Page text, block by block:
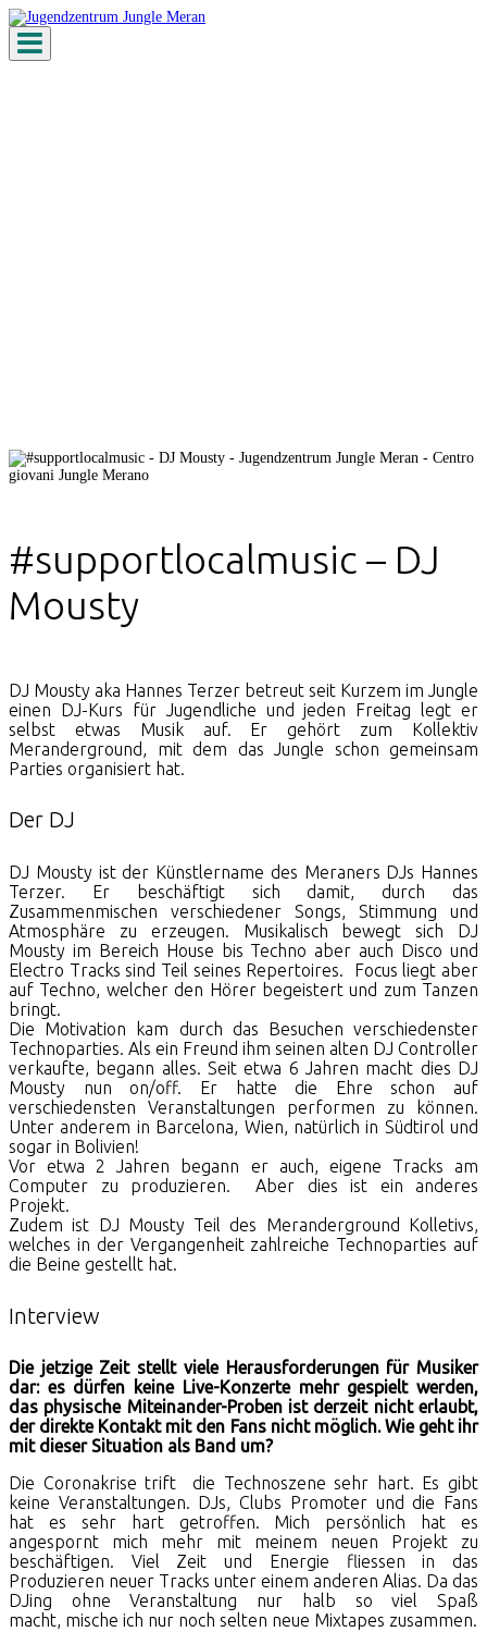
Toggle
navigation
#supportlocalmusic – DJ
Mousty
DJ Mousty aka Hannes Terzer betreut seit Kurzem im Jungle
einen DJ-Kurs für Jugendliche und jeden Freitag legt er
selbst etwas Musik auf. Er gehört zum Kollektiv
Meranderground, mit dem das Jungle schon gemeinsam
Parties organisiert hat.
Der DJ
DJ Mousty ist der Künstlername des Meraners DJs Hannes
Terzer. Er beschäftigt sich damit, durch das
Zusammenmischen verschiedener Songs, Stimmung und
Atmosphäre zu erzeugen. Musikalisch bewegt sich DJ
Mousty im Bereich House bis Techno aber auch Disco und
Electro Tracks sind Teil seines Repertoires. Focus liegt aber
auf Techno, welcher den Hörer begeistert und zum Tanzen
bringt.
Die Motivation kam durch das Besuchen verschiedenster
Technoparties. Als ein Freund ihm seinen alten DJ Controller
verkaufte, begann alles. Seit etwa 6 Jahren macht dies DJ
Mousty nun on/off. Er hatte die Ehre schon auf
verschiedensten Veranstaltungen performen zu können.
Unter anderem in Barcelona, Wien, natürlich in Südtirol und
sogar in Bolivien!
Vor etwa 2 Jahren begann er auch, eigene Tracks am
Computer zu produzieren. Aber dies ist ein anderes
Projekt.
Zudem ist DJ Mousty Teil des Meranderground Kolletivs,
welches in der Vergangenheit zahlreiche Technoparties auf
die Beine gestellt hat.
Interview
Die jetzige Zeit stellt viele Herausforderungen für Musiker
dar: es dürfen keine Live-Konzerte mehr gespielt werden,
das physische Miteinander-Proben ist derzeit nicht erlaubt,
der direkte Kontakt mit den Fans nicht möglich. Wie geht ihr
mit dieser Situation als Band um?
Die Coronakrise trift die Technoszene sehr hart. Es gibt
keine Veranstaltungen. DJs, Clubs Promoter und die Fans
hat es sehr hart getroffen. Mich persönlich hat es
angespornt mich mehr mit meinem neuen Projekt zu
beschäftigen. Viel Zeit und Energie fliessen in das
Produzieren neuer Tracks unter einem anderen Alias. Da das
DJing ohne Veranstaltung nur halb so viel Spaß
macht, mische ich nur noch selten neue Mixtapes zusammen.